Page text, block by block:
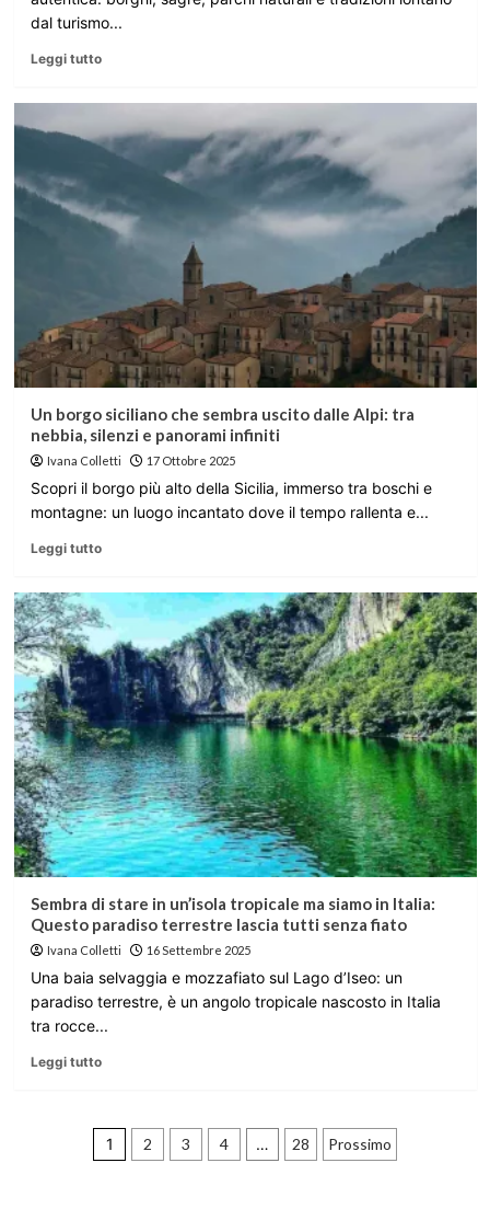
dal turismo...
Leggi tutto
Un borgo siciliano che sembra uscito dalle Alpi: tra
nebbia, silenzi e panorami infiniti
Ivana Colletti 17 Ottobre 2025
Scopri il borgo più alto della Sicilia, immerso tra boschi e
montagne: un luogo incantato dove il tempo rallenta e...
Leggi tutto
Sembra di stare in un’isola tropicale ma siamo in Italia:
Questo paradiso terrestre lascia tutti senza fiato
Ivana Colletti 16 Settembre 2025
Una baia selvaggia e mozzafiato sul Lago d’Iseo: un
paradiso terrestre, è un angolo tropicale nascosto in Italia
tra rocce...
Leggi tutto
Paginazione
1 2 3 4 … 28 Prossimo